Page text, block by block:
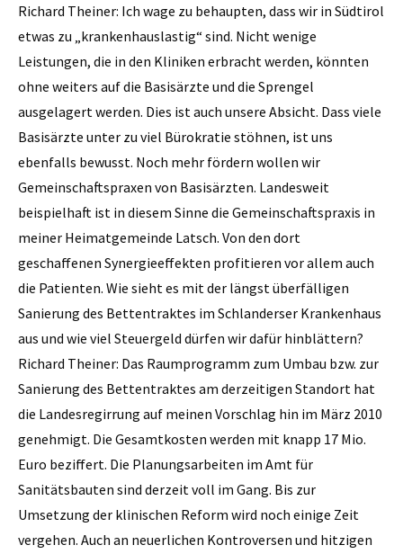
Richard Theiner: Ich wage zu behaupten, dass wir in Südtirol
etwas zu „krankenhauslastig“ sind. Nicht wenige
Leistungen, die in den Kliniken erbracht werden, könnten
ohne weiters auf die Basisärzte und die Sprengel
ausgelagert werden. Dies ist auch unsere Absicht. Dass viele
Basis­ärzte unter zu viel Bürokratie stöhnen, ist uns
ebenfalls bewusst. Noch mehr fördern wollen wir
Gemeinschaftspraxen von Basis­ärzten. Landesweit
beispielhaft ist in diesem Sinne die Gemeinschaftspraxis in
meiner Heimatgemeinde Latsch. Von den dort
geschaffenen Synergieeffekten profitieren vor allem auch
die Patienten. Wie sieht es mit der längst überfälligen
Sanierung des Bettentraktes im Schlanderser Krankenhaus
aus und wie viel Steuergeld dürfen wir dafür hinblättern?
Richard Theiner: Das Raumprogramm zum Umbau bzw. zur
Sanierung des ­Bettentraktes am derzeitigen Standort hat
die Landesregirrung auf meinen Vorschlag hin im März 2010
genehmigt. Die Gesamtkosten werden mit knapp 17 Mio.
Euro beziffert. Die Planungsarbeiten im Amt für
Sanitätsbauten sind derzeit voll im Gang. Bis zur
Umsetzung der klinischen Reform wird noch einige Zeit
vergehen. Auch an neuerlichen Kontroversen und hitzigen